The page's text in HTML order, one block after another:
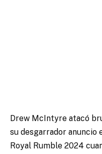
Drew McIntyre atacó
su desgarrador anuncio
Royal Rumble 2024